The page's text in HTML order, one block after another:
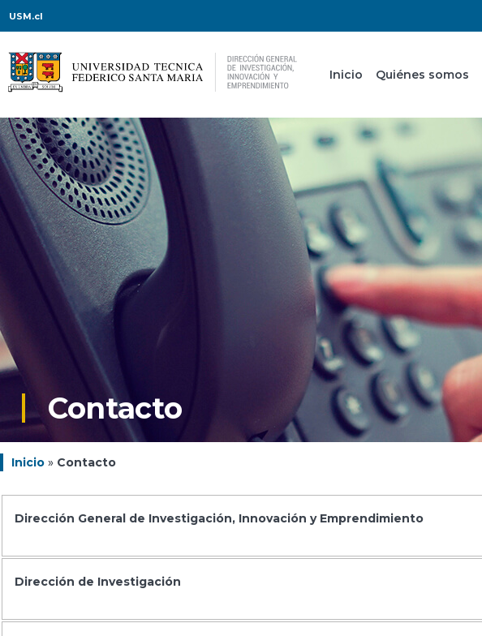
USM.cl
Inicio Quiénes somos
Contacto
Inicio » Contacto
Dirección General de Investigación, Innovación y Emprendimiento
Dirección de Investigación